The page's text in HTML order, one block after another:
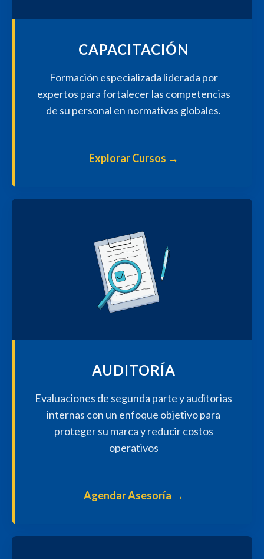
CAPACITACIÓN
Formación especializada liderada por
expertos para fortalecer las competencias
de su personal en normativas globales.
Explorar Cursos →
AUDITORÍA
Evaluaciones de segunda parte y auditorias
internas con un enfoque objetivo para
proteger su marca y reducir costos
operativos
Agendar Asesoría →